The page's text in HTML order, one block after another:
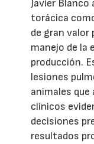
Javier Blanco
torácica
de gran valor
manejo de la
producción.
lesiones
animales
clínicos
decisiones
resultados